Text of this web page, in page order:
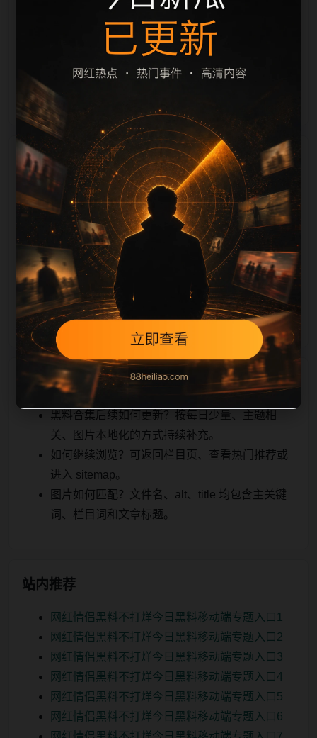
堆砌，也避免多个站点同步发布完全相同的标题。图片
说明、文件名、alt 和 title 均围绕主关键词、栏目词和
文章标题生成，便于搜索引擎理解页面主题。后续采集
时将继续执行远程图片本地化、坏图默认图兜底、标题
重复过滤和 descrip
栏目内容归集
tion 长度检查。栏目内容按每日少量新增的方式持续扩
展，每篇保留相关问题、站内推荐和清晰的层级路径，
减少用户反复返回搜索页。第48篇作为本栏目的初始建
设内容，主要用于补齐栏目深度、稳定内链结构，并为
后续专题聚合提供可点击入口。如果后续发现页面缺
图、标题过短、描述为空或正文不足，将进入每日
SEO 检查清单自动修正。
相关问题
黑料合集后续如何更新？按每日少量、主题相
关、图片本地化的方式持续补充。
如何继续浏览？可返回栏目页、查看热门推荐或
进入 sitemap。
图片如何匹配？文件名、alt、title 均包含主关键
词、栏目词和文章标题。
站内推荐
网红情侣黑料不打烊今日黑料移动端专题入口1
网红情侣黑料不打烊今日黑料移动端专题入口2
网红情侣黑料不打烊今日黑料移动端专题入口3
网红情侣黑料不打烊今日黑料移动端专题入口4
网红情侣黑料不打烊今日黑料移动端专题入口5
网红情侣黑料不打烊今日黑料移动端专题入口6